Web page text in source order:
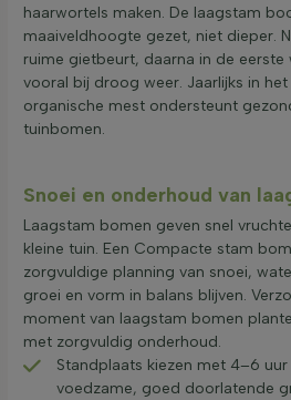
haarwortels maken. De laagstam
maaiveldhoogte gezet, niet dieper.
ruime gietbeurt, daarna in de
vooral bij droog weer. Jaarlijks in
organische mest ondersteunt
tuinbomen.
Snoei en onderhoud van
Laagstam bomen geven snel
kleine tuin. Een Compacte stam
zorgvuldige planning van snoei,
groei en vorm in balans blijven.
moment van laagstam bomen
met zorgvuldig onderhoud.
Standplaats kiezen met 4–6
voedzame, goed doorlatende